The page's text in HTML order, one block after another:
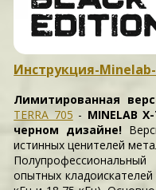
Инструкция-
Лимитированная
TERRA 705 - MINELAB
черном дизайне!
истинных ценителей
опытных